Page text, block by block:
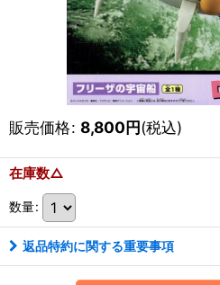
販売価格: 8,800円(税込)
在庫数△
数量:
返品特約に関する重要事項